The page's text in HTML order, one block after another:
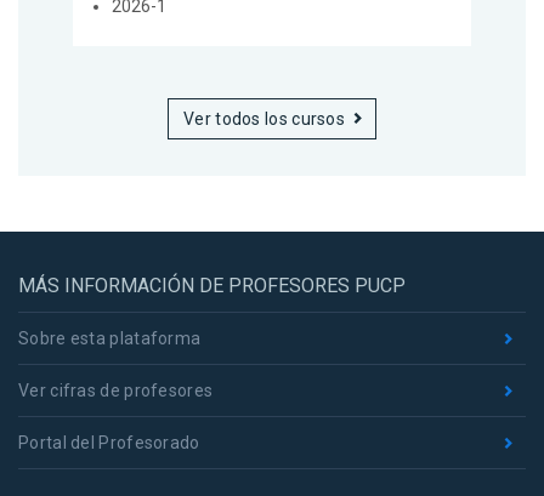
2026-1
Ver todos los cursos
MÁS INFORMACIÓN DE PROFESORES PUCP
Sobre esta plataforma
Ver cifras de profesores
Portal del Profesorado